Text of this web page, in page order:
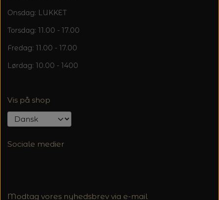
Onsdag: LUKKET
Torsdag: 11.00 - 17.00
Fredag: 11.00 - 17.00
Lørdag: 10.00 - 1400
Vis på shop
Sociale medier
Modtag vores nyhedsbrev via e-mail